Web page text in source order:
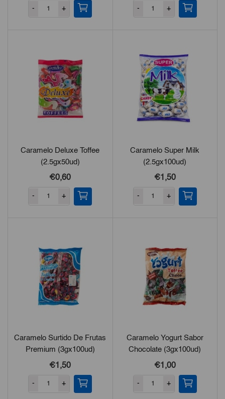
- + - +
Caramelo Deluxe Toffee
(2.5gx50ud)
€0,60
- +
Caramelo Super Milk
(2.5gx100ud)
€1,50
- +
Caramelo Surtido De Frutas
Premium (3gx100ud)
€1,50
- +
Caramelo Yogurt Sabor
Chocolate (3gx100ud)
€1,00
- +